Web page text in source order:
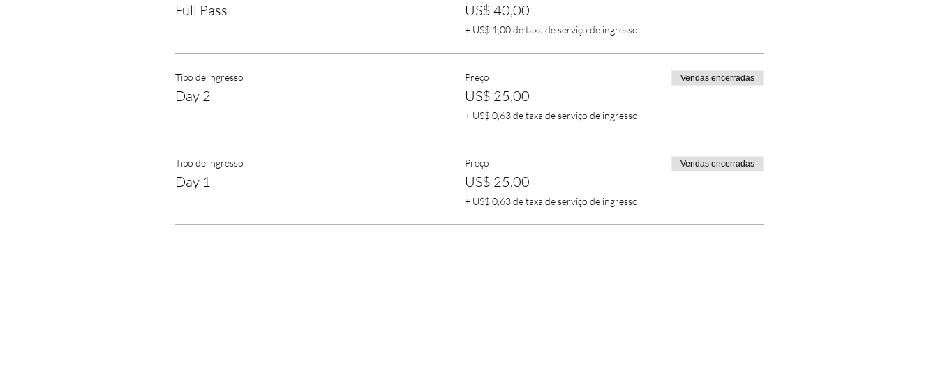
Full Pass US$ 40,00
+ US$ 1,00 de taxa de serviço de ingresso
Tipo de ingresso
Day 2
Preço
US$ 25,00
+ US$ 0,63 de taxa de serviço de ingresso
Vendas encerradas
Tipo de ingresso
Day 1
Preço
US$ 25,00
+ US$ 0,63 de taxa de serviço de ingresso
Vendas encerradas